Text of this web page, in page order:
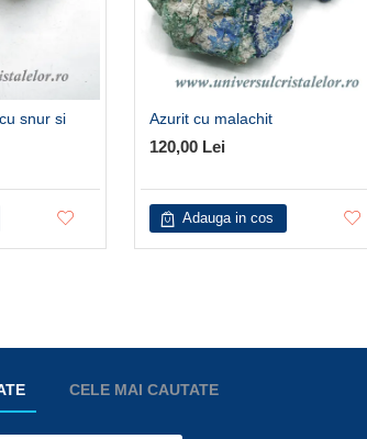
snur si
Azurit cu malachit
120,00 Lei
Adauga in cos
CELE MAI CAUTATE